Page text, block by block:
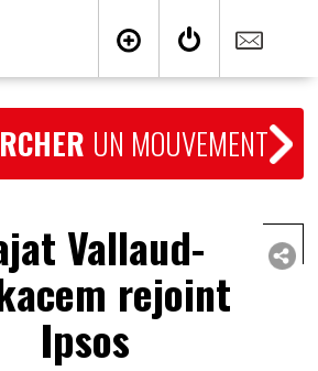
UN MOUVEMENT
Vallaud-
rejoint
Ipsos